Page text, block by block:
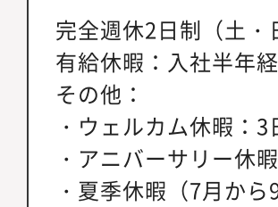
完全週休2日制（土・
有給休暇：入社半年
その他：
・ウェルカム休暇：
・アニバーサリー休
・夏季休暇（7月か